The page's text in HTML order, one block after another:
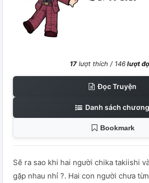
17 lượt thích / 146lượt
Đọc Truyện
Danh sách chương
Bookmark
Sẽ ra sao khi hai người chika takiishi
gặp nhau nhỉ ?. Hai con người chưa